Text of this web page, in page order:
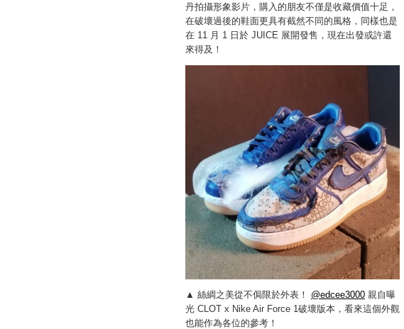
丹拍攝形象影片，購入的朋友不僅是收藏價值十足，
在破壞過後的鞋面更具有截然不同的風格，同樣也是
在 11 月 1 日於 JUICE 展開發售，現在出發或許還
來得及！
▲ 絲綢之美從不侷限於外表！ @edcee3000 親自曝
光 CLOT x Nike Air Force 1破壞版本，看來這個外觀
也能作為各位的參考！